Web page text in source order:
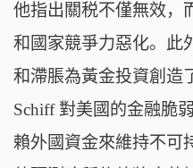
他指出 關税不僅無效，
和國家競爭力惡化。此
和滯脹為黃金投資創造
Schiff 對美國的金融脆
賴外國資金來維持不可